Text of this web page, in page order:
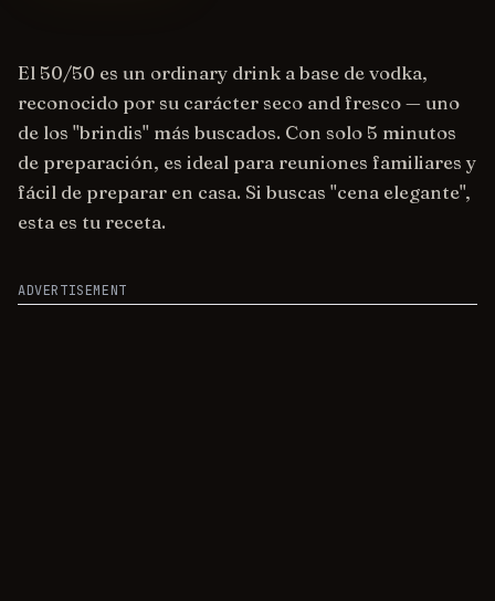
El 50/50 es un ordinary drink a base de vodka,
reconocido por su carácter seco and fresco — uno
de los "brindis" más buscados. Con solo 5 minutos
de preparación, es ideal para reuniones familiares y
fácil de preparar en casa. Si buscas "cena elegante",
esta es tu receta.
ADVERTISEMENT